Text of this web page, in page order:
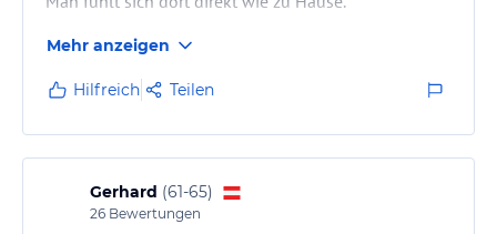
Mehr anzeigen
Hilfreich Teilen
Gerhard (61-65)
26 Bewertungen